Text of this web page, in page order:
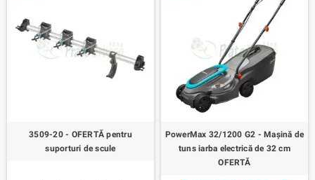
3509-20 - OFERTĂ pentru
suporturi de scule
PowerMax 32/1200 G2 - Mașină de
tuns iarba electrică de 32 cm
OFERTĂ